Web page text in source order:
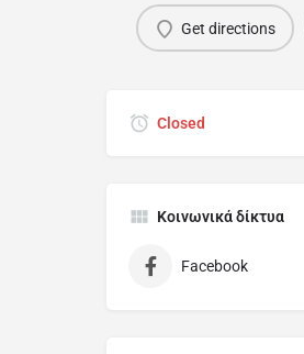
Get directions
Closed
Κοινωνικά δίκτυα
Facebook